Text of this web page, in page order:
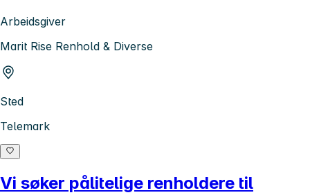
Arbeidsgiver
Marit Rise Renhold & Diverse
Sted
Telemark
Vi søker pålitelige renholdere til